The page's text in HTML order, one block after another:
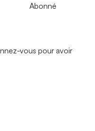
Abonné
vous pour avoir